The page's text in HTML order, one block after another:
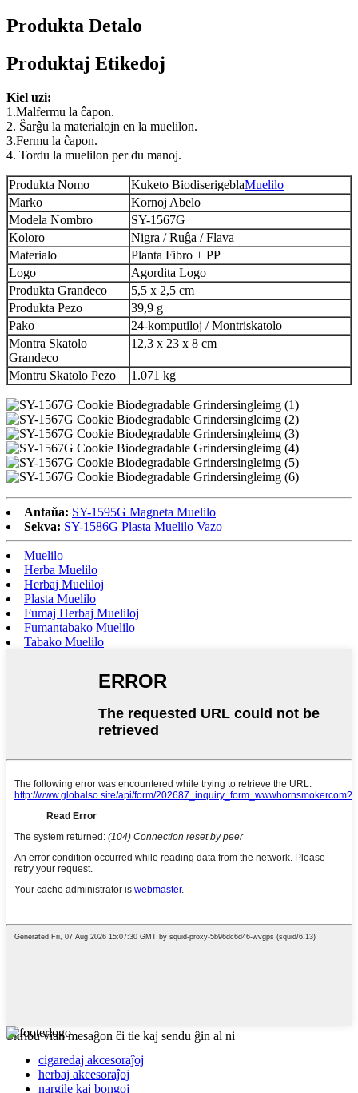
Produkta Detalo
Produktaj Etikedoj
Kiel uzi:
1.Malfermu la ĉapon.
2. Ŝarĝu la materialojn en la muelilon.
3.Fermu la ĉapon.
4. Tordu la muelilon per du manoj.
Produkta Nomo Kuketo BiodiserigeblaMuelilo
Marko
Kornoj Abelo
Modela Nombro
SY-1567G
Koloro
Nigra / Ruĝa / Flava
Materialo
Planta Fibro + PP
Logo
Agordita Logo
Produkta Grandeco
5,5 x 2,5 cm
Produkta Pezo
39,9 g
Pako
24-komputiloj / Montriskatolo
Montra Skatolo
Grandeco
12,3 x 23 x 8 cm
Montru Skatolo Pezo 1.071 kg
Antaŭa: SY-1595G Magneta Muelilo
Sekva: SY-1586G Plasta Muelilo Vazo
Muelilo
Herba Muelilo
Herbaj Mueliloj
Plasta Muelilo
Fumaj Herbaj Mueliloj
Fumantabako Muelilo
Tabako Muelilo
Skribu vian mesaĝon ĉi tie kaj sendu ĝin al ni
cigaredaj akcesoraĵoj
herbaj akcesoraĵoj
nargile kaj bongoj